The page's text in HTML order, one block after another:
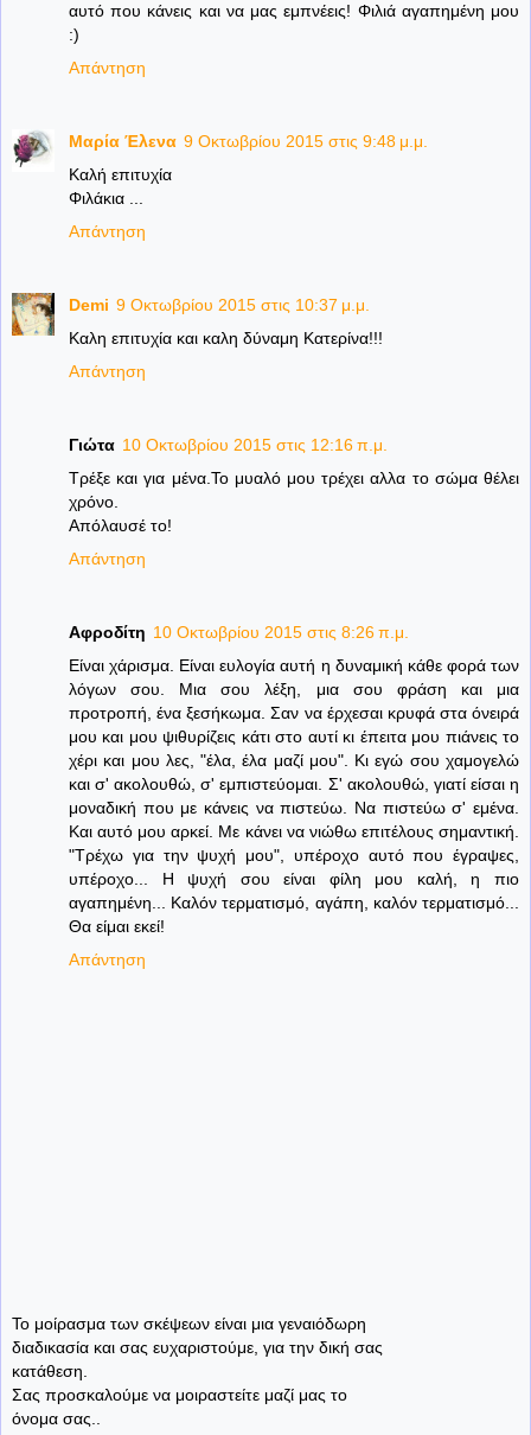
αυτό που κάνεις και να μας εμπνέεις! Φιλιά αγαπημένη μου
:)
Απάντηση
Μαρία Έλενα 9 Οκτωβρίου 2015 στις 9:48 μ.μ.
Καλή επιτυχία
Φιλάκια ...
Απάντηση
Demi 9 Οκτωβρίου 2015 στις 10:37 μ.μ.
Καλη επιτυχία και καλη δύναμη Κατερίνα!!!
Απάντηση
Γιώτα 10 Οκτωβρίου 2015 στις 12:16 π.μ.
Τρέξε και για μένα.Το μυαλό μου τρέχει αλλα το σώμα θέλει
χρόνο.
Απόλαυσέ το!
Απάντηση
Αφροδίτη 10 Οκτωβρίου 2015 στις 8:26 π.μ.
Είναι χάρισμα. Είναι ευλογία αυτή η δυναμική κάθε φορά των
λόγων σου. Μια σου λέξη, μια σου φράση και μια
προτροπή, ένα ξεσήκωμα. Σαν να έρχεσαι κρυφά στα όνειρά
μου και μου ψιθυρίζεις κάτι στο αυτί κι έπειτα μου πιάνεις το
χέρι και μου λες, "έλα, έλα μαζί μου". Κι εγώ σου χαμογελώ
και σ' ακολουθώ, σ' εμπιστεύομαι. Σ' ακολουθώ, γιατί είσαι η
μοναδική που με κάνεις να πιστεύω. Να πιστεύω σ' εμένα.
Και αυτό μου αρκεί. Με κάνει να νιώθω επιτέλους σημαντική.
"Τρέχω για την ψυχή μου", υπέροχο αυτό που έγραψες,
υπέροχο... Η ψυχή σου είναι φίλη μου καλή, η πιο
αγαπημένη... Καλόν τερματισμό, αγάπη, καλόν τερματισμό...
Θα είμαι εκεί!
Απάντηση
Το μοίρασμα των σκέψεων είναι μια γεναιόδωρη
διαδικασία και σας ευχαριστούμε, για την δική σας
κατάθεση.
Σας προσκαλούμε να μοιραστείτε μαζί μας το
όνομα σας..